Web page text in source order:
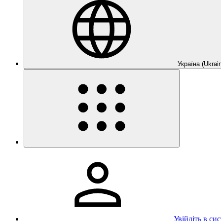
Україна
Увійдіть в